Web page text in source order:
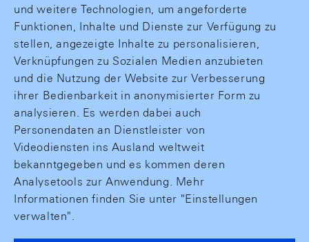
und weitere Technologien, um angeforderte
Funktionen, Inhalte und Dienste zur Verfügung zu
stellen, angezeigte Inhalte zu personalisieren,
Verknüpfungen zu Sozialen Medien anzubieten
und die Nutzung der Website zur Verbesserung
ihrer Bedienbarkeit in anonymisierter Form zu
analysieren. Es werden dabei auch
Personendaten an Dienstleister von
Videodiensten ins Ausland weltweit
bekanntgegeben und es kommen deren
Analysetools zur Anwendung. Mehr
Informationen finden Sie unter "Einstellungen
verwalten".